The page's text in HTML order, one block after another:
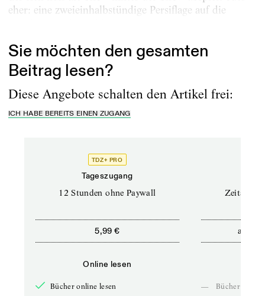
eher: eine zweieinhalbstündige Persiflage auf die
Sie möchten den gesamten
Beitrag lesen?
Diese Angebote schalten den Artikel frei:
ICH HABE BEREITS EINEN ZUGANG
TDZ+ PRO
Tageszugang
12 Stunden ohne Paywall
5,99 €
Online lesen
Bücher online lesen
ab
— Bücher online